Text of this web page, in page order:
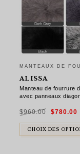
MANTEAUX DE
ALISSA
Manteau de fourrure
avec panneaux
$960.00
Le
prix
était :
$960.00.
$780.00
CHOIX DES